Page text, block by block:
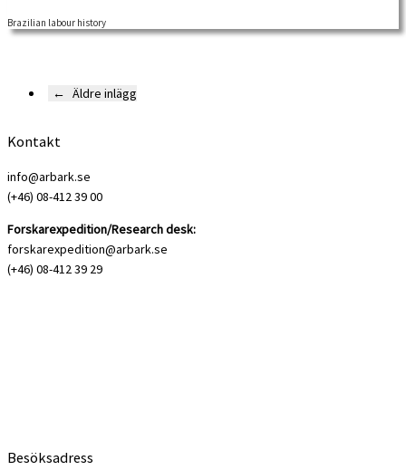
Brazilian labour history
← Äldre inlägg
Kontakt
info@arbark.se
(+46) 08-412 39 00
Forskarexpedition/Research desk:
forskarexpedition@arbark.se
(+46) 08-412 39 29
Besöksadress